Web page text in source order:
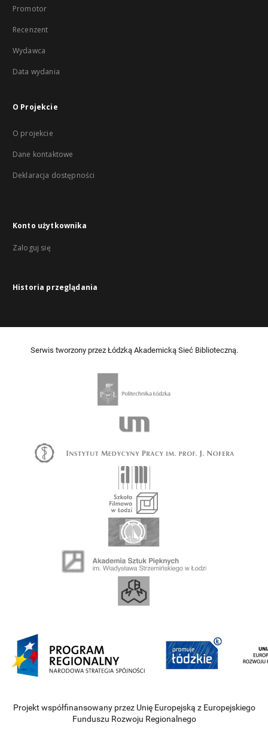
Promotor
Recenzent
Wydawca
Data wydania
O Projekcie
O projekcie
Dane kontaktowe
Deklaracja dostępności
Konto użytkownika
Zaloguj się
Historia przeglądania
Serwis tworzony przez Łódzką Akademicką Sieć Biblioteczną.
Projekt współfinansowany przez Unię Europejską z Europejskiego
Funduszu Rozwoju Regionalnego